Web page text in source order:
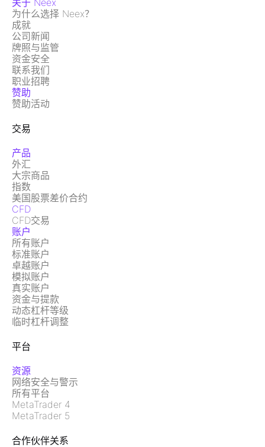
关于 Neex
为什么选择 Neex？
成就
公司新闻
牌照与监管
资金安全
联系我们
职业招聘
赞助
赞助活动
交易
产品
外汇
大宗商品
指数
美国股票差价合约
CFD
CFD交易
账户
所有账户
标准账户
卓越账户
模拟账户
真实账户
资金与提款
动态杠杆等级
临时杠杆调整
平台
资源
网络安全与警示
所有平台
MetaTrader 4
MetaTrader 5
合作伙伴关系